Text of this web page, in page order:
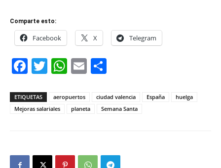
Comparte esto:
Facebook X Telegram
Facebook
Twitter
WhatsApp
Email
ETIQUETAS aeropuertos ciudad valencia España
huelga
Mejoras salariales
planeta Semana Santa